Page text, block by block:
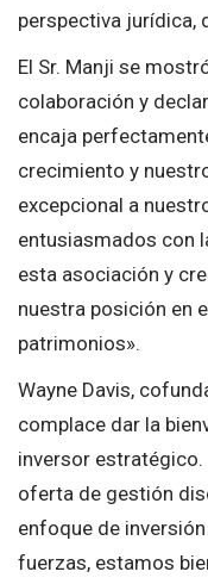
perspectiva jurídica,
El Sr. Manji se
colaboración y
encaja
crecimiento y
excepcional a
entusiasmados con
esta asociación y
nuestra posición en
patrimonios».
Wayne Davis,
complace dar la
inversor
oferta de gestión
enfoque de
fuerzas, estamos